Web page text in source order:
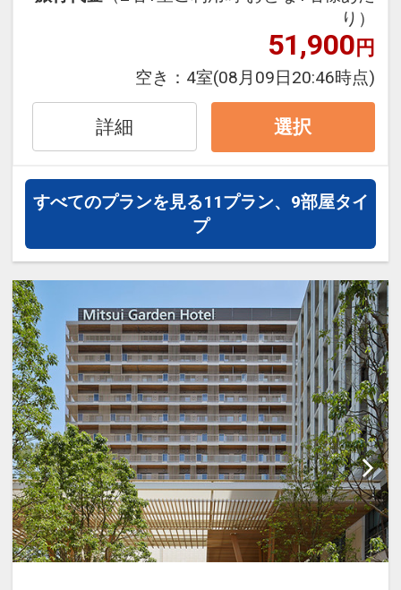
新たな「おいしい」をみつけるリゾート
ビュッフェ。
「千葉らしさ、鴨川らしさ」にこだわっ
た彩り豊かな料理の数々をビュッフェ形
式でご堪能いただけます。
お子様も喜ぶキッズメニューや身体に優
しくてヘルシーなベジタリアン・ビーガ
ンメニューもご用意しております。
ライブキッチンコーナーではシェフ＆板
前が目の前で調理しながら出来たて＆あ
つあつのお料理をお出しいたします！
・会場
隣接した2つの会場でお席をご案内させ
ていただきます。
○営業時間／17:30～20:00（最終入店）
※食事時間はチェックイン時にご案内い
たします（事前の時間予約は承っており
り）
51,900円
空き： 4室(08月09日20:46時点)
詳細 選択
すべてのプランを見る11プラン、9部屋タイ
プ